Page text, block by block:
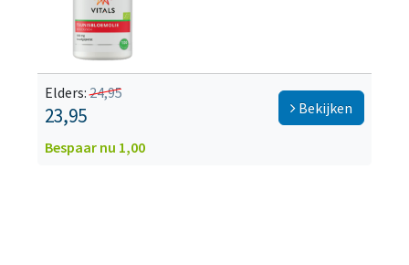
Elders:24,95
23,95
Bespaar nu 1,00
Bekijken